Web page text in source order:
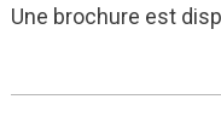
Une brochure est